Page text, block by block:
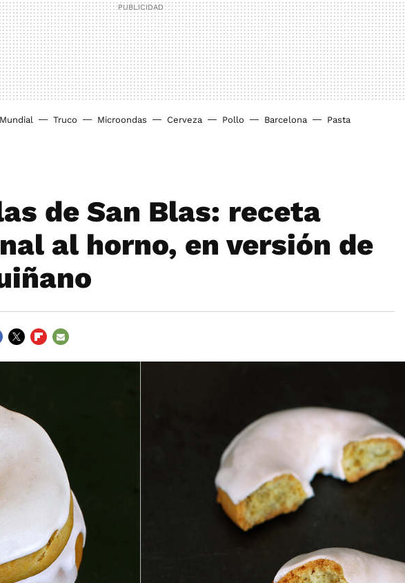
Mundial Truco Microondas Cerveza Pollo Barcelona Pasta
de San Blas: receta
al horno, en versión de